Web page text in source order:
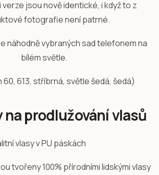
verze jsou nově identické, i když to z
fotografie není patrné.
náhodně vybraných sad telefonem na
bílém světle.
613, stříbrná, světle šedá, šedá)
na prodlužování vlasů
tvořeny 100% přírodními lidskými vlasy